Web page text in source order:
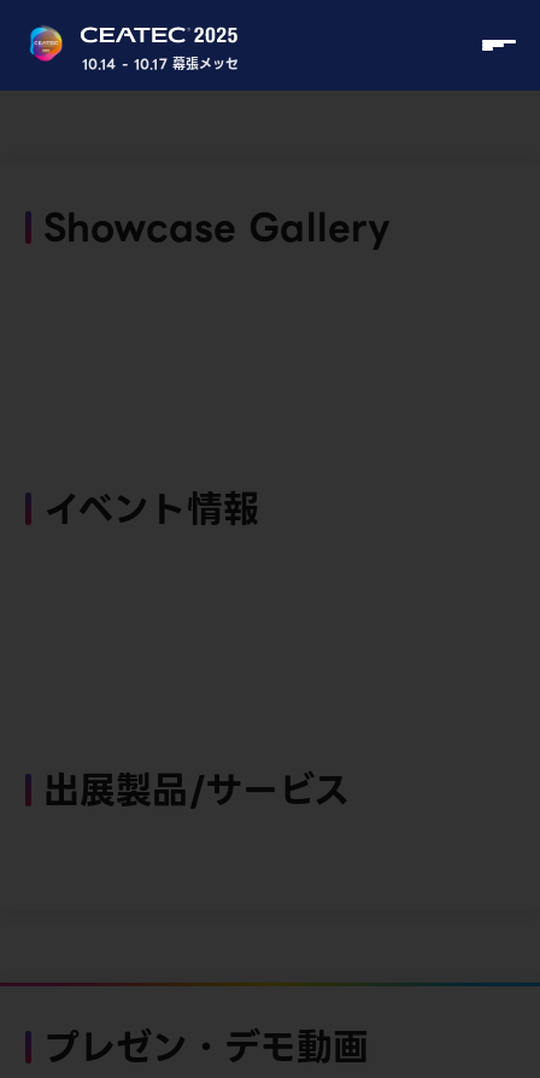
10.14 - 10.17 幕張メッセ
Showcase Gallery
イベント情報
出展製品/サービス
プレゼン・デモ動画